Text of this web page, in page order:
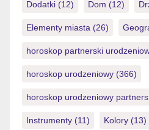
Dodatki (12) Dom (12)
Elementy miasta (26)
horoskop partnerski
horoskop urodzeniowy (366)
horoskop urodzeniowy
Instrumenty (11) Kolory (13)